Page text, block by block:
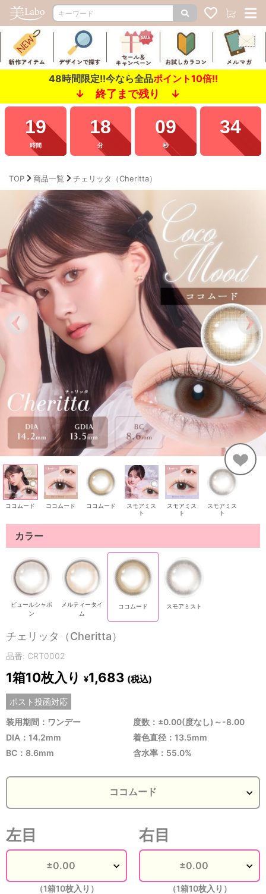
48時間限定!!今なら全品ポイント10倍!!
↓ 終了まで残り ↓
19
時間
18
分
08
秒
35
TOP 商品一覧 チェリッタ（Cheritta）
ココムード ココムード ココムード
スモアミス
ト
スモアミス
ト
スモアミス
ト
カラー
ピュールシャボ
ン
メルティータイ
ム
ココムード スモアミスト
チェリッタ（Cheritta）
品番: CRT0002
1箱10枚入り ¥1,683 (税込)
ポスト投函対応
装用期間：ワンデー
度数：±0.00(度なし)～-8.00
DIA：14.2mm
着色直径：13.5mm
BC：8.6mm
含水率：55.0%
左目
（1箱10枚入り）
右目
（1箱10枚入り）